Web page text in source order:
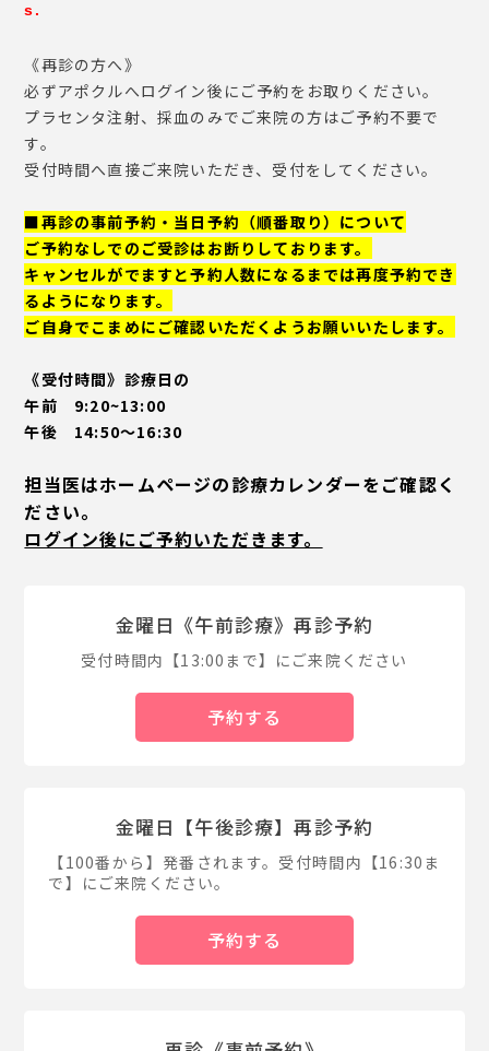
s.
《再診の方へ》
必ずアポクルへログイン後にご予約をお取りください。
プラセンタ注射、採血のみでご来院の方はご予約不要で
す。
受付時間へ直接ご来院いただき、受付をしてください。
■再診の事前予約・当日予約（順番取り）について
ご予約なしでのご受診はお断りしております。
キャンセルがでますと予約人数になるまでは再度予約でき
るようになります。
ご自身でこまめにご確認いただくようお願いいたします。
《受付時間》 診療日の
午前 9:20~13:00
午後 14:50～16:30
担当医はホームページの診療カレンダーをご確認く
ださい。
ログイン後にご予約いただきます。
金曜日《午前診療》再診予約
受付時間内【13:00まで】にご来院ください
予約する
金曜日【午後診療】再診予約
【100番から】発番されます。受付時間内【16:30ま
で】にご来院ください。
予約する